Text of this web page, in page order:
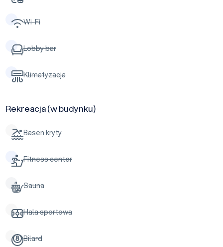
Wi-Fi
Lobby bar
Klimatyzacja
Rekreacja (w budynku)
Basen kryty
Fitness center
Sauna
Hala sportowa
Bilard